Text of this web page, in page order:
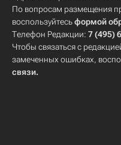
По вопросам размещения
воспользуйтесьформой
Телефон Редакции: 7 (495)
Чтобы связаться с
замеченных ошибках,
связи.